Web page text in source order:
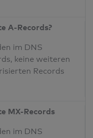
A-Records?
im DNS
keine weiteren
Records
MX-Records
im DNS